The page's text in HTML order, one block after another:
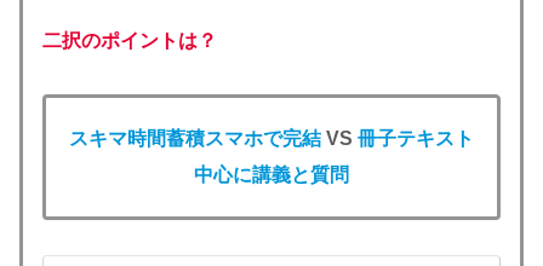
二択のポイントは？
スキマ時間蓄積スマホで完結 VS 冊子テキスト
中心に講義と質問